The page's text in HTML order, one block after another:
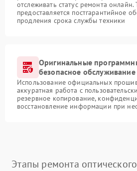
отслеживать статус ремонта онлайн.
предоставляется постгарантийное
продления срока службы техники
Оригинальные
безопасное
Использование официальных
аккуратная работа с
резервное копирование,
восстановление информации при
Этапы ремонта